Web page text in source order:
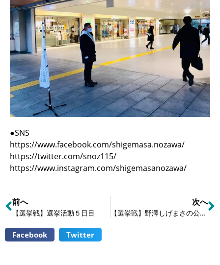
●SNS
https://www.facebook.com/shigemasa.nozawa/
https://twitter.com/snoz115/
https://www.instagram.com/shigemasanozawa/
前へ
【選挙戦】選挙活動５日目
次へ
【選挙戦】野澤しげまさの公約⑤ ―《行政に即戦力》さらに住民満足度の高い行政サービスに！
Facebook Twitter